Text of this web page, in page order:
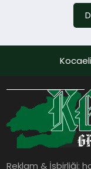
YAŞAM
DÜNYA
Reklam & İşbirliği: